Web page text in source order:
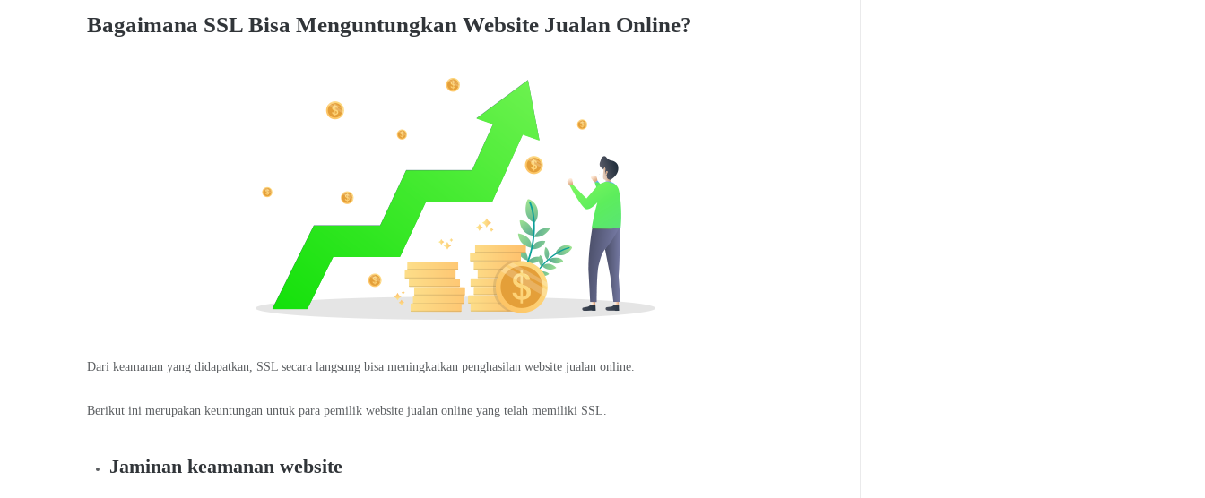
Bagaimana SSL Bisa Menguntungkan Website Jualan Online?
Dari keamanan yang didapatkan, SSL secara langsung bisa meningkatkan penghasilan website jualan online.
Berikut ini merupakan keuntungan untuk para pemilik website jualan online yang telah memiliki SSL.
Jaminan keamanan website